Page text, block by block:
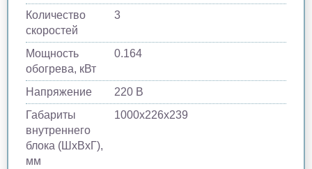
Количество
скоростей
3
Мощность
обогрева, кВт
0.164
Напряжение
220 В
Габариты
внутреннего
блока (ШхВхГ),
мм
1000х226х239